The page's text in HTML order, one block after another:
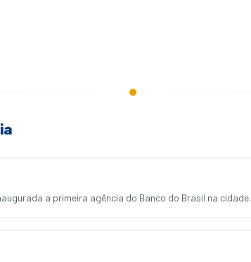
a primeira agência do Banco do Brasil na cidade.